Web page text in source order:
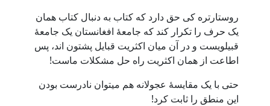
روستارتره کی حق دارد که کتاب به دنبال کتاب همان
یک حرف را تکرار کند که جامعۀ افغانستان یک جامعۀ
قبیلویست و در آن میان اکثریت قبایل پشتون اند، پس
اطاعت از همان اکثریت راه حل مشکلات ماست!
حتی با یک مقایسۀ عجولانه هم میتوان نادرست بودن
این منطق را ثابت کرد!